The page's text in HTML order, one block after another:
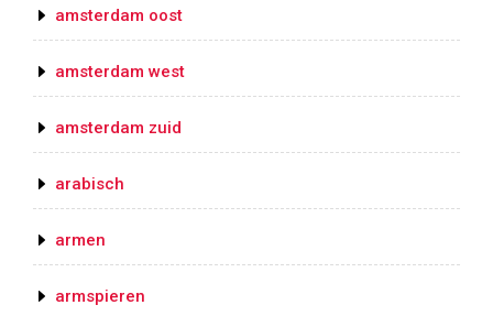
amsterdam oost
amsterdam west
amsterdam zuid
arabisch
armen
armspieren